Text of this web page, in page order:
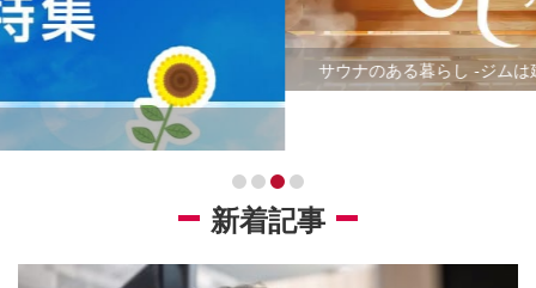
サウナのある暮らし -ジムは建前本音はサウナ-
新着記事